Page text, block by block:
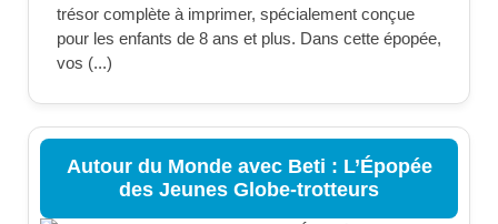
trésor complète à imprimer, spécialement conçue
pour les enfants de 8 ans et plus. Dans cette épopée,
vos (...)
Autour du Monde avec Beti : L’Épopée
des Jeunes Globe-trotteurs